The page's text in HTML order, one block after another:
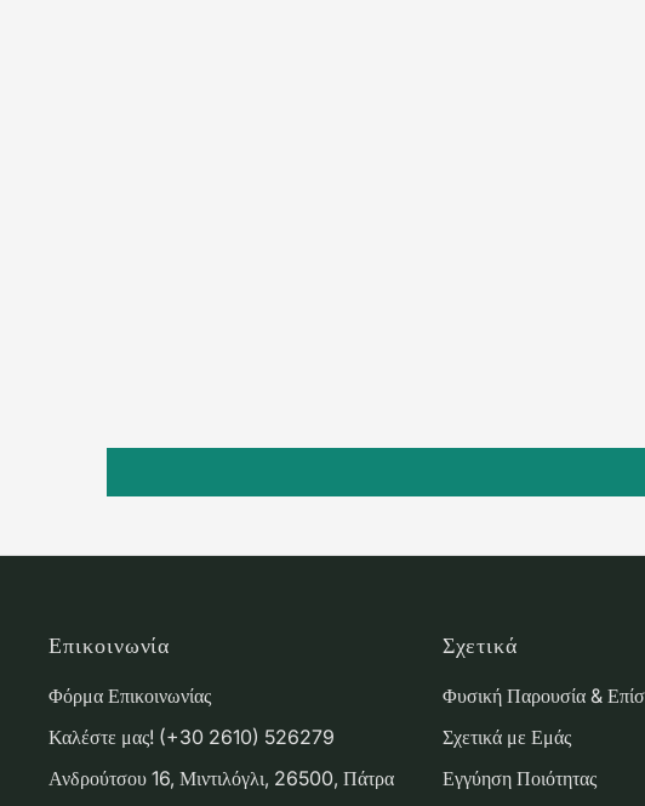
Επικοινωνία
Φόρμα Επικοινωνίας
Καλέστε μας! (+30 2610) 526279
Ανδρούτσου 16, Μιντιλόγλι, 26500, Πάτρα
Σχετικά
Φυσική Παρουσία &
Σχετικά με Εμάς
Εγγύηση Ποιότητας